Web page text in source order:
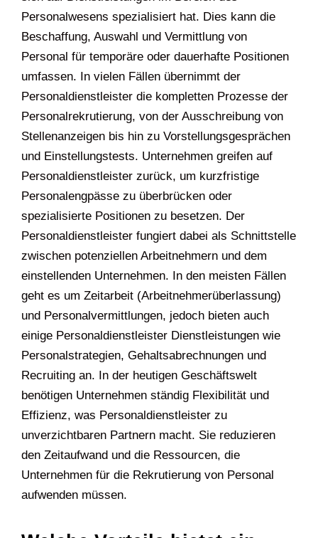
Personalwesens spezialisiert hat. Dies kann die
Beschaffung, Auswahl und Vermittlung von
Personal für temporäre oder dauerhafte Positionen
umfassen. In vielen Fällen übernimmt der
Personaldienstleister die kompletten Prozesse der
Personalrekrutierung, von der Ausschreibung von
Stellenanzeigen bis hin zu Vorstellungsgesprächen
und Einstellungstests. Unternehmen greifen auf
Personaldienstleister zurück, um kurzfristige
Personalengpässe zu überbrücken oder
spezialisierte Positionen zu besetzen. Der
Personaldienstleister fungiert dabei als Schnittstelle
zwischen potenziellen Arbeitnehmern und dem
einstellenden Unternehmen. In den meisten Fällen
geht es um Zeitarbeit (Arbeitnehmerüberlassung)
und Personalvermittlungen, jedoch bieten auch
einige Personaldienstleister Dienstleistungen wie
Personalstrategien, Gehaltsabrechnungen und
Recruiting an. In der heutigen Geschäftswelt
benötigen Unternehmen ständig Flexibilität und
Effizienz, was Personaldienstleister zu
unverzichtbaren Partnern macht. Sie reduzieren
den Zeitaufwand und die Ressourcen, die
Unternehmen für die Rekrutierung von Personal
aufwenden müssen.